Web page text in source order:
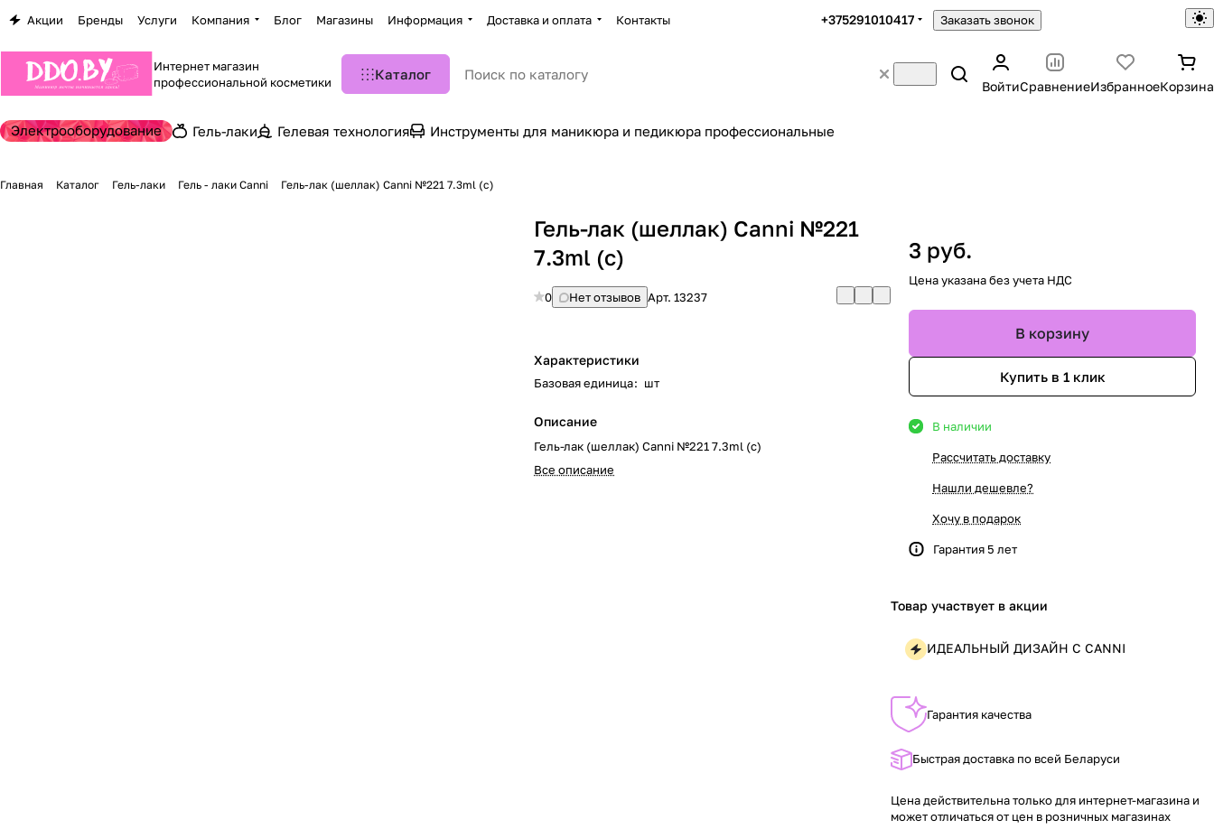
Акции Бренды Услуги Компания Блог Магазины Информация Доставка и оплата Контакты +375291010417 Заказать звонок
Интернет магазин
профессиональной косметики
Каталог
ВойтиСравнениеИзбранноеКорзина
Электрооборудование Гель-лаки Гелевая технология Инструменты для маникюра и педикюра профессиональные
Главная Каталог Гель-лаки Гель - лаки Canni Гель-лак (шеллак) Canni №221 7.3ml (с)
Гель-лак (шеллак) Canni №221
7.3ml (с)
0 Нет отзывов Арт.13237
Характеристики
Базовая единица: шт
Описание
Гель-лак (шеллак) Canni №221 7.3ml (с)
Все описание
3 руб.
Цена указана без учета НДС
В корзину
Купить в 1 клик
В наличии
Рассчитать доставку
Нашли дешевле?
Хочу в подарок
Гарантия 5 лет
Товар участвует в акции
ИДЕАЛЬНЫЙ ДИЗАЙН С CANNI
Гарантия качества
Быстрая доставка по всей Беларуси
Цена действительна только для интернет-магазина и
может отличаться от цен в розничных магазинах